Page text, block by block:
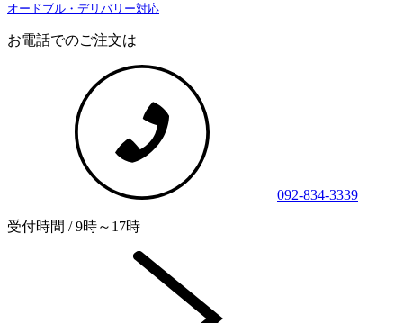
オードブル・デリバリー対応
お電話でのご注文は
092-834-3339
受付時間 / 9時～17時